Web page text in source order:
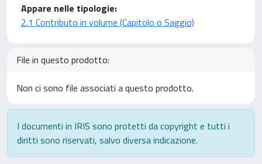
Appare nelle tipologie:
2.1 Contributo in volume (Capitolo o Saggio)
File in questo prodotto:
Non ci sono file associati a questo prodotto.
I documenti in IRIS sono protetti da copyright e tutti i
diritti sono riservati, salvo diversa indicazione.